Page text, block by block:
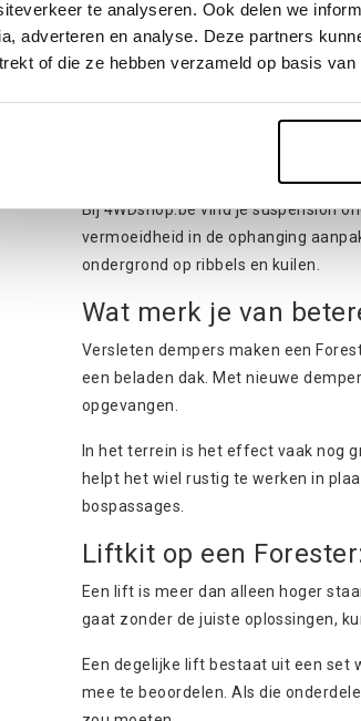
te analyseren. Ook delen we
adverteren en analyse. Deze partners
of die ze hebben verzameld op basis
voorspelbaar en comfortabel, op
Welke Subaru
Een Forester die vooral dagelijks
of achterin. Denk daarom eerst na
Bij 4WDshop.be vind jesuspension
vermoeidheid in deophanging
ondergrond op ribbels en kuilen.
Wat merk je van
Versleten dempers maken een
een beladen dak. Met nieuwe
opgevangen.
In het terrein is het effect vaak nog
helpt het wiel rustig te werken in
bospassages.
Liftkit op een
Een lift is meer dan alleen hoger
gaat zonder de juiste oplossingen,
Een degelijke lift bestaat uit een set
mee te beoordelen. Als die